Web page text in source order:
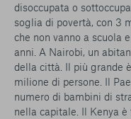
disoccupata o
soglia di povertà, con 3
che non vanno a scuola
anni. A Nairobi, un
della città. Il più grande
milione di persone. Il
numero di bambini di
nella capitale. Il Kenya